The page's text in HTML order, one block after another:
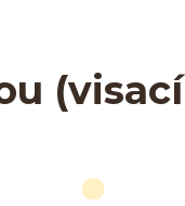
(visací